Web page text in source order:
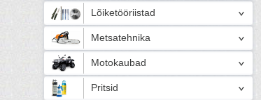
Lõiketööriistad
Metsatehnika
Motokaubad
Pritsid